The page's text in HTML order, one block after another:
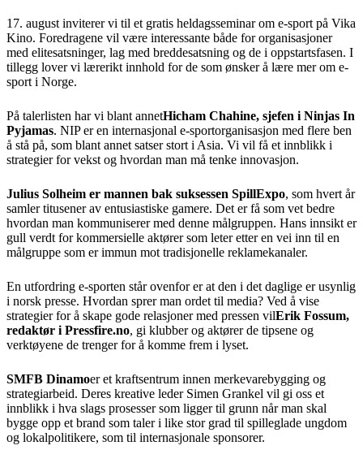
17. august inviterer vi til et gratis heldagsseminar om e-sport på Vika
Kino. Foredragene vil være interessante både for organisasjoner
med elitesatsninger, lag med breddesatsning og de i oppstartsfasen. I
tillegg lover vi lærerikt innhold for de som ønsker å lære mer om e-
sport i Norge.
På talerlisten har vi blant annetHicham Chahine, sjefen i Ninjas In
Pyjamas. NIP er en internasjonal e-sportorganisasjon med flere ben
å stå på, som blant annet satser stort i Asia. Vi vil få et innblikk i
strategier for vekst og hvordan man må tenke innovasjon.
Julius Solheim er mannen bak suksessen SpillExpo, som hvert år
samler titusener av entusiastiske gamere. Det er få som vet bedre
hvordan man kommuniserer med denne målgruppen. Hans innsikt er
gull verdt for kommersielle aktører som leter etter en vei inn til en
målgruppe som er immun mot tradisjonelle reklamekanaler.
En utfordring e-sporten står ovenfor er at den i det daglige er usynlig
i norsk presse. Hvordan sprer man ordet til media? Ved å vise
strategier for å skape gode relasjoner med pressen vilErik Fossum,
redaktør i Pressfire.no, gi klubber og aktører de tipsene og
verktøyene de trenger for å komme frem i lyset.
SMFB Dinamoer et kraftsentrum innen merkevarebygging og
strategiarbeid. Deres kreative leder Simen Grankel vil gi oss et
innblikk i hva slags prosesser som ligger til grunn når man skal
bygge opp et brand som taler i like stor grad til spilleglade ungdom
og lokalpolitikere, som til internasjonale sponsorer.